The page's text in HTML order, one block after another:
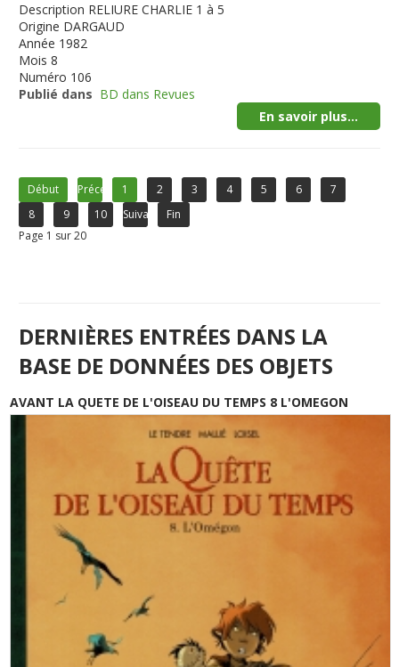
Description RELIURE CHARLIE 1 à 5
Origine DARGAUD
Année 1982
Mois 8
Numéro 106
Publié dans BD dans Revues
En savoir plus...
Début Précédent1 2 3 4 5 6
7
8
9 10 Suivant
Fin
Page 1 sur 20
DERNIÈRES ENTRÉES DANS LA
BASE DE DONNÉES DES OBJETS
AVANT LA QUETE DE L'OISEAU DU TEMPS 8 L'OMEGON